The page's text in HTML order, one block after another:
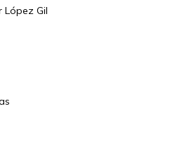
López Gil